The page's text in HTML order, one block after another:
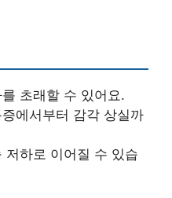
초래할 수 있어요.
에서부터 감각 상실까
저하로 이어질 수 있습